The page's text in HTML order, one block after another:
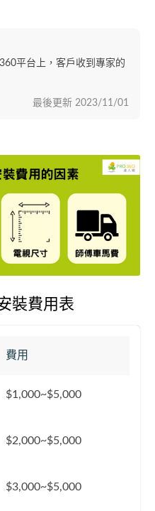
平台上，客戶收到專家的
最後更新 2023/11/01
裝費用表
費用
$1,000~$5,000
$2,000~$5,000
$3,000~$5,000